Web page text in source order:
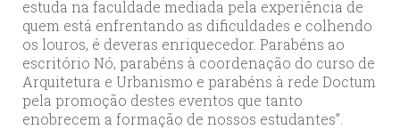
estuda na faculdade mediada pela experiência de
quem está enfrentando as dificuldades e colhendo
os louros, é deveras enriquecedor. Parabéns ao
escritório Nó, parabéns à coordenação do curso de
Arquitetura e Urbanismo e parabéns à rede Doctum
pela promoção destes eventos que tanto
enobrecem a formação de nossos estudantes”.